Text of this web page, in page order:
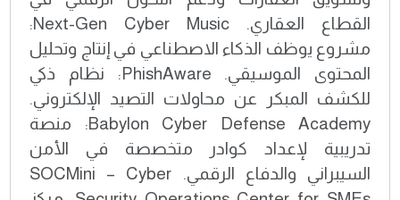
القطاع العقاري. Next-Gen Cyber Music:
مشروع يوظف الذكاء الاصطناعي في إنتاج وتحليل
المحتوى الموسيقي. PhishAware: نظام ذكي
للكشف المبكر عن محاولات التصيد الإلكتروني.
Babylon Cyber Defense Academy: منصة
تدريبية لإعداد كوادر متخصصة في الأمن
السيبراني والدفاع الرقمي. SOCMini – Cyber